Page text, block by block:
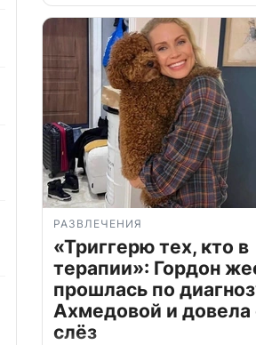
РАЗВЛЕЧЕНИЯ
«Триггерю тех, кто в
терапии»: Гордон
прошлась по
Ахмедовой и довела
слёз